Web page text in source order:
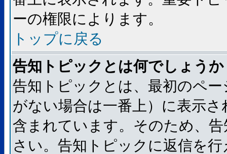
ーの権限によります。
トップに戻る
告知トピックとは何でしょうか
告知トピックとは、最初のペ
がない場合は一番上）に表示
含まれています。そのため、
さい。告知トピックに返信を